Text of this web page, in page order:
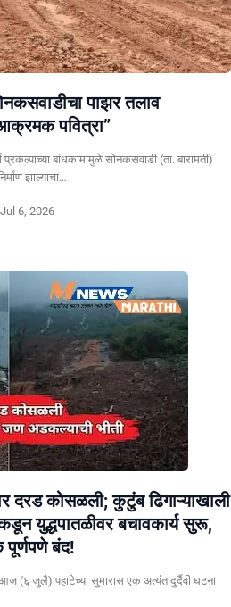
पाझर तलाव
आक्रमक पवित्रा”
प्रकल्पाच्या बांधकामामुळे सोनकसवाडी (ता. बारामती)
झाल्याचा…
Jul 6, 2026
दरड कोसळली; कुटुंब ढिगाऱ्याखाली
युद्धपातळीवर बचावकार्य सुरू,
बंद!
आज (६ जुलै) पहाटेच्या सुमारास एक अत्यंत दुर्दैवी घटना